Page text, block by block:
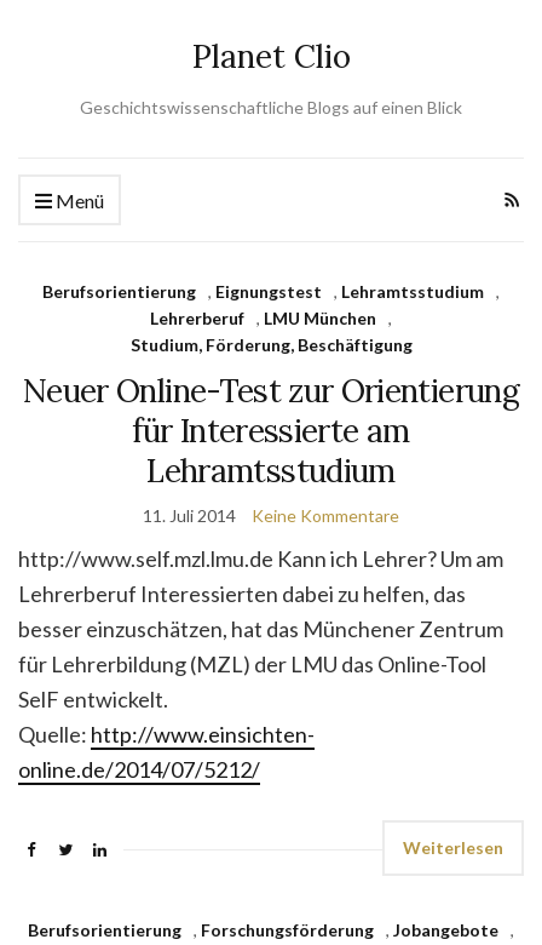
Planet Clio
Geschichtswissenschaftliche Blogs auf einen Blick
Menü
Berufsorientierung , Eignungstest , Lehramtsstudium ,
Lehrerberuf , LMU München
,
Studium, Förderung, Beschäftigung
Neuer Online-Test zur Orientierung
für Interessierte am
Lehramtsstudium
11. Juli 2014 Keine Kommentare
http://www.self.mzl.lmu.de Kann ich Lehrer? Um am
Lehrerberuf Interessierten dabei zu helfen, das
besser einzuschätzen, hat das Münchener Zentrum
für Lehrerbildung (MZL) der LMU das Online-Tool
SelF entwickelt.
Quelle: http://www.einsichten-
online.de/2014/07/5212/
Weiterlesen
Berufsorientierung , Forschungsförderung , Jobangebote ,